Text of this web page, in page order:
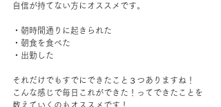
自信が持てない方にオススメです。
・朝時間通りに起きられた
・朝食を食べた
・出勤した
それだけでもすでにできたこと３つありますね！
こんな感じで毎日これができた！ってできたことを
数えていくのもオススメです！